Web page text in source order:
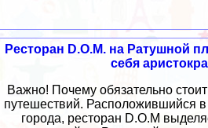
Ресторан D.O.M. на Ратушной
себя
Важно! Почему обязательно
путешествий. Расположившийся
города, ресторан D.O.M